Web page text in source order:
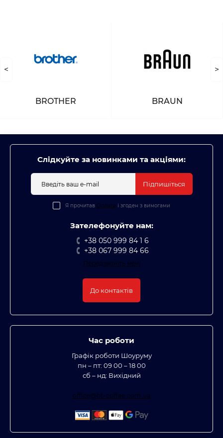
<
BROTHER BRAUN
>
Слідкуйте за новинками та акціями:
Підпишіться
Я прочитав Оплата і згоден з вимогами
Зателефонуйте нам:
+38 050 999 84 1 6
+38 067 999 84 66
Передзвоніть мені
До контактів
Час роботи
Графік роботи Шоуруму
пн – пт: 09 00 – 18 00
сб – нд: Вихідний
office@bt-coffee.com.ua